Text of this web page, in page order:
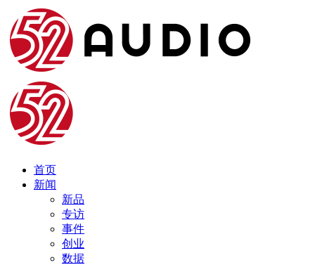
首页
新闻
新品
专访
事件
创业
数据